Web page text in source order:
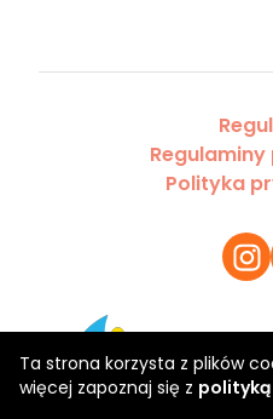
Ta strona korzysta z plików
więcej zapoznaj się z
Polityka
Copyright